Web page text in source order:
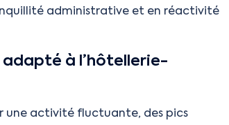
administrative et en réactivité
à l’hôtellerie-
une activité fluctuante, des pics